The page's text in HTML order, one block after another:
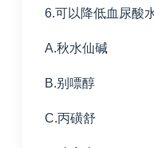
6.可以降低血尿酸
A.秋水仙碱
B.别嘌醇
C.丙磺舒